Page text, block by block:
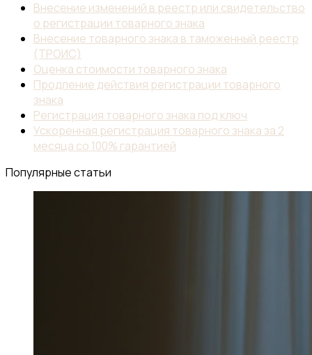
Внесение изменений в реестр или свидетельство
о регистрации товарного знака
Внесение товарного знака в таможенный реестр
(ТРОИС)
Оценка стоимости товарного знака
Продление действия регистрации товарного
знака
Регистрация товарного знака под ключ
Ускоренная регистрация товарного знака за 2
месяца со 100% гарантией
Популярные статьи